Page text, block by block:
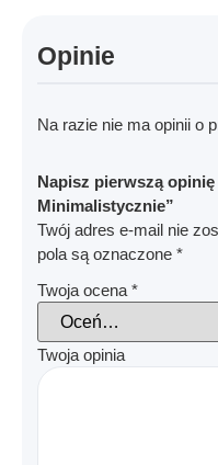
Opinie
Na razie nie ma opinii o
Napisz pierwszą
Minimalistycznie”
Twój adres e-mail nie
pola są oznaczone *
Twoja ocena *
Twoja opinia